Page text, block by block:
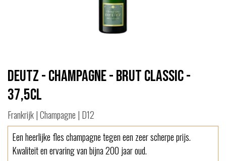
Deutz - Champagne - Brut Classic -
37,5cl
Frankrijk | Champagne | D12
Een heerlijke fles champagne tegen een zeer scherpe prijs.
Kwaliteit en ervaring van bijna 200 jaar oud.